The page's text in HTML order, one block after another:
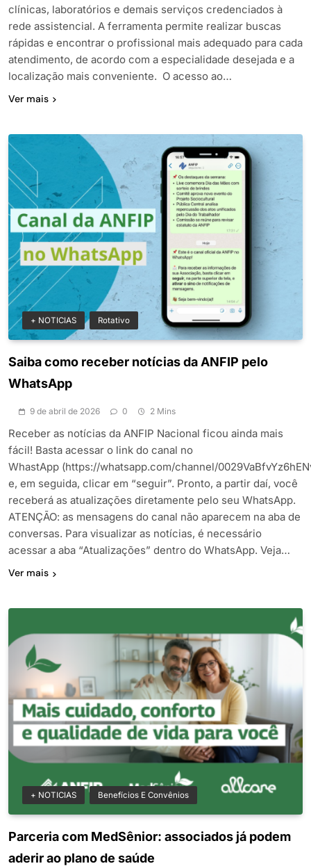
clínicas, laboratórios e demais serviços credenciados à
rede assistencial. A ferramenta permite realizar buscas
rápidas e encontrar o profissional mais adequado para cada
atendimento, de acordo com a especialidade desejada e a
localização mais conveniente. O acesso ao…
Ver mais
+ NOTICIAS Rotativo
Saiba como receber notícias da ANFIP pelo
WhatsApp
9 de abril de 2026 0 2 Mins
Receber as notícias da ANFIP Nacional ficou ainda mais
fácil! Basta acessar o link do canal no
WhastApp (https://whatsapp.com/channel/
e, em seguida, clicar em “seguir”. Pronto, a partir daí, você
receberá as atualizações diretamente pelo seu WhatsApp.
ATENÇÃO: as mensagens do canal não aparecem na aba de
conversas. Para visualizar as notícias, é necessário
acessar a aba “Atualizações” dentro do WhatsApp. Veja…
Ver mais
+ NOTICIAS Benefícios E Convênios
Parceria com MedSênior: associados já podem
aderir ao plano de saúde